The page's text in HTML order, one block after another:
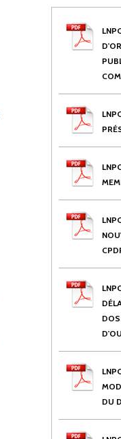
DU